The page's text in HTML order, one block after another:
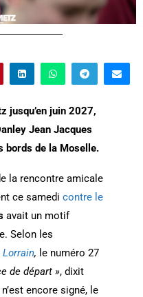
jusqu’en juin 2027,
Jean Jacques
bords de la Moselle.
la rencontre amicale
ce samedi contre le
avait un motif
Selon les
Lorrain, le numéro 27
de départ », dixit
encore signé, le